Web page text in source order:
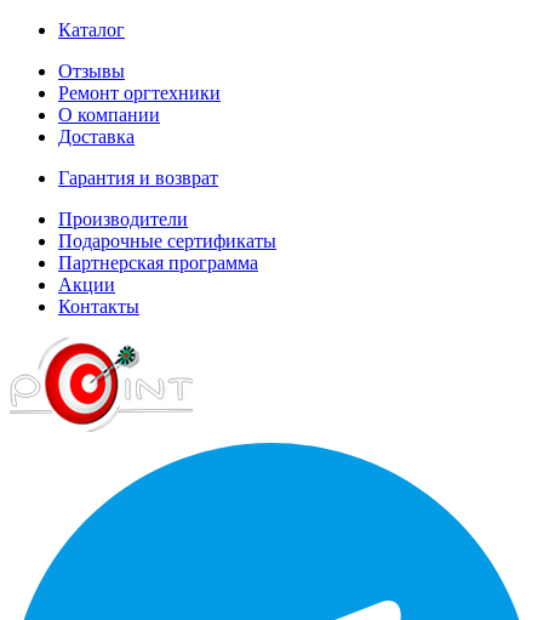
Каталог
Отзывы
Ремонт оргтехники
О компании
Доставка
Гарантия и возврат
Производители
Подарочные сертификаты
Партнерская программа
Акции
Контакты